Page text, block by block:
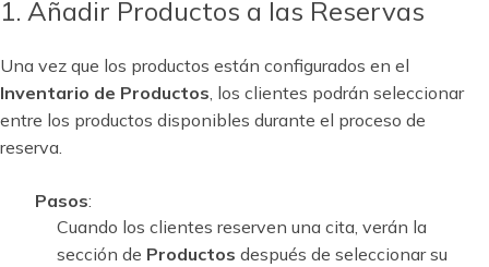
1. Añadir Productos a las Reservas
Una vez que los productos están configurados en el
Inventario de Productos, los clientes podrán seleccionar
entre los productos disponibles durante el proceso de
reserva.
Pasos:
Cuando los clientes reserven una cita, verán la
sección de Productos después de seleccionar su